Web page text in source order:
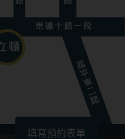
By立頓牙醫診所
填寫預約表單